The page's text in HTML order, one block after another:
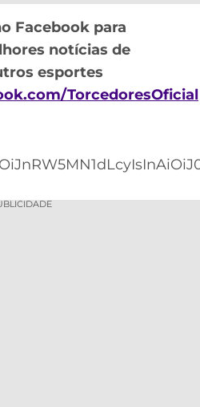
Facebook para
notícias de
esportes
TorcedoresOficial